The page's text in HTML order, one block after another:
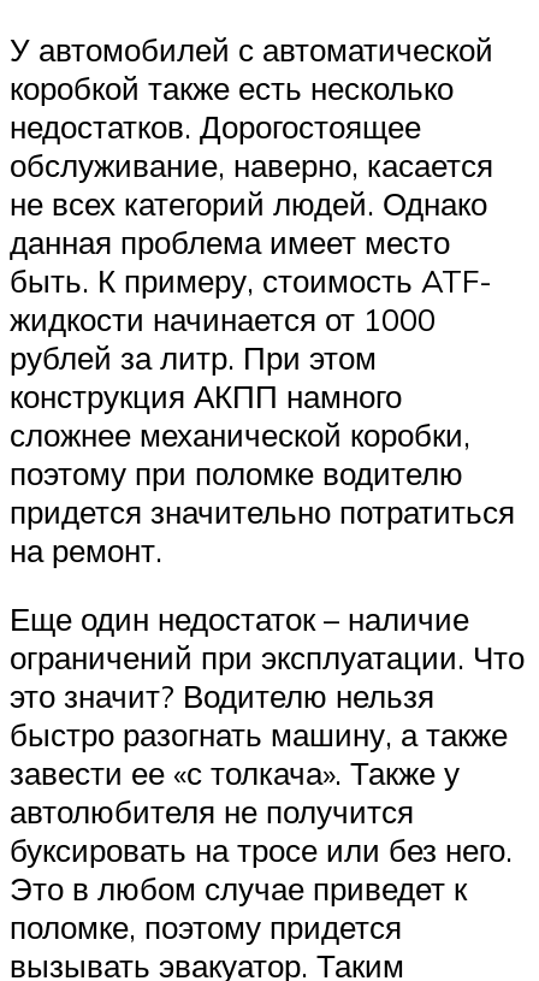
У автомобилей с автоматической
коробкой также есть несколько
недостатков. Дорогостоящее
обслуживание, наверно, касается
не всех категорий людей. Однако
данная проблема имеет место
быть. К примеру, стоимость ATF-
жидкости начинается от 1000
рублей за литр. При этом
конструкция АКПП намного
сложнее механической коробки,
поэтому при поломке водителю
придется значительно потратиться
на ремонт.
Еще один недостаток – наличие
ограничений при эксплуатации. Что
это значит? Водителю нельзя
быстро разогнать машину, а также
завести ее «с толкача». Также у
автолюбителя не получится
буксировать на тросе или без него.
Это в любом случае приведет к
поломке, поэтому придется
вызывать эвакуатор. Таким